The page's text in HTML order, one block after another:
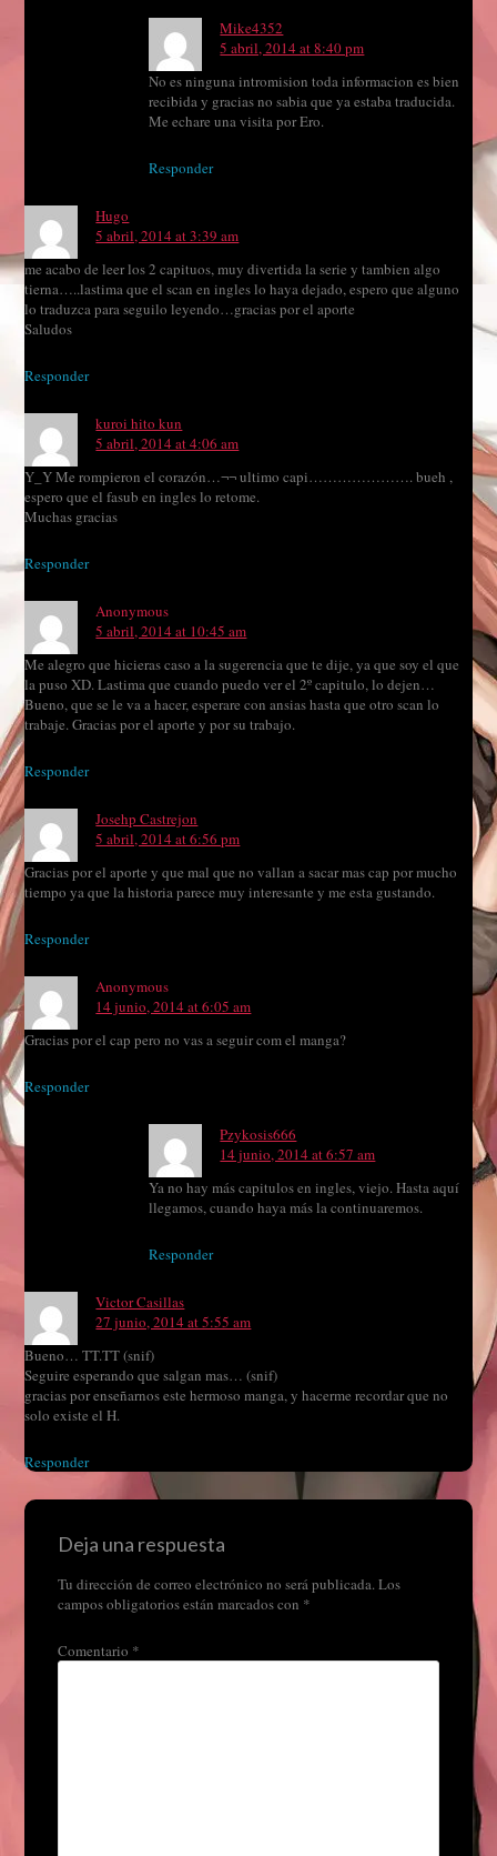
Mike4352
5 abril, 2014 at 8:40 pm
No es ninguna intromision toda informacion es bien
recibida y gracias no sabia que ya estaba traducida.
Me echare una visita por Ero.
Responder
Hugo
5 abril, 2014 at 3:39 am
me acabo de leer los 2 capituos, muy divertida la serie y tambien algo
tierna…..lastima que el scan en ingles lo haya dejado, espero que alguno
lo traduzca para seguilo leyendo…gracias por el aporte
Saludos
Responder
kuroi hito kun
5 abril, 2014 at 4:06 am
Y_Y Me rompieron el corazón…¬¬ ultimo capi…………………. bueh ,
espero que el fasub en ingles lo retome.
Muchas gracias
Responder
Anonymous
5 abril, 2014 at 10:45 am
Me alegro que hicieras caso a la sugerencia que te dije, ya que soy el que
la puso XD. Lastima que cuando puedo ver el 2º capitulo, lo dejen…
Bueno, que se le va a hacer, esperare con ansias hasta que otro scan lo
trabaje. Gracias por el aporte y por su trabajo.
Responder
Josehp Castrejon
5 abril, 2014 at 6:56 pm
Gracias por el aporte y que mal que no vallan a sacar mas cap por mucho
tiempo ya que la historia parece muy interesante y me esta gustando.
Responder
Anonymous
14 junio, 2014 at 6:05 am
Gracias por el cap pero no vas a seguir com el manga?
Responder
Pzykosis666
14 junio, 2014 at 6:57 am
Ya no hay más capitulos en ingles, viejo. Hasta aquí
llegamos, cuando haya más la continuaremos.
Responder
Victor Casillas
27 junio, 2014 at 5:55 am
Bueno… TT.TT (snif)
Seguire esperando que salgan mas… (snif)
gracias por enseñarnos este hermoso manga, y hacerme recordar que no
solo existe el H.
Responder
Deja una respuesta
Tu dirección de correo electrónico no será publicada.Los
campos obligatorios están marcados con *
Comentario *